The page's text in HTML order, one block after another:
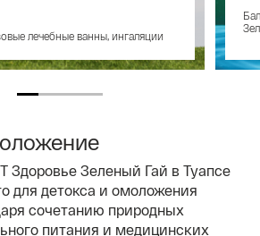
лечебные ванны, ингаляции
Здоровье Зеленый Гай в Туапсе
для детокса и омоложения
сочетанию природных
питания и медицинских